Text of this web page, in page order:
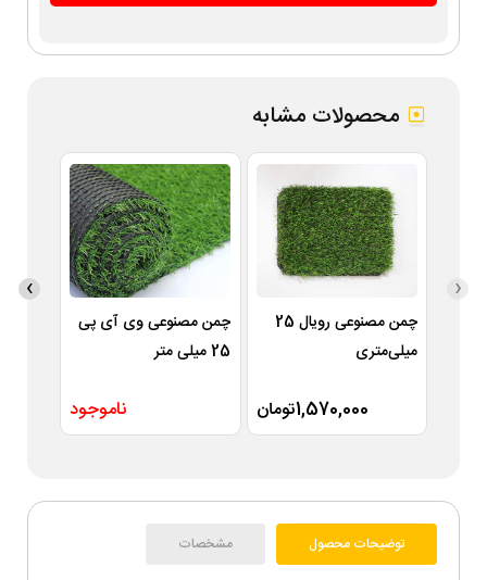
محصولات مشابه
چمن مصنوعی رویال 25
میلی‌متری
1,570,000تومان
چمن مصنوعی وی آی پی
25 میلی متر
ناموجود
‹
›
توضیحات محصول مشخصات